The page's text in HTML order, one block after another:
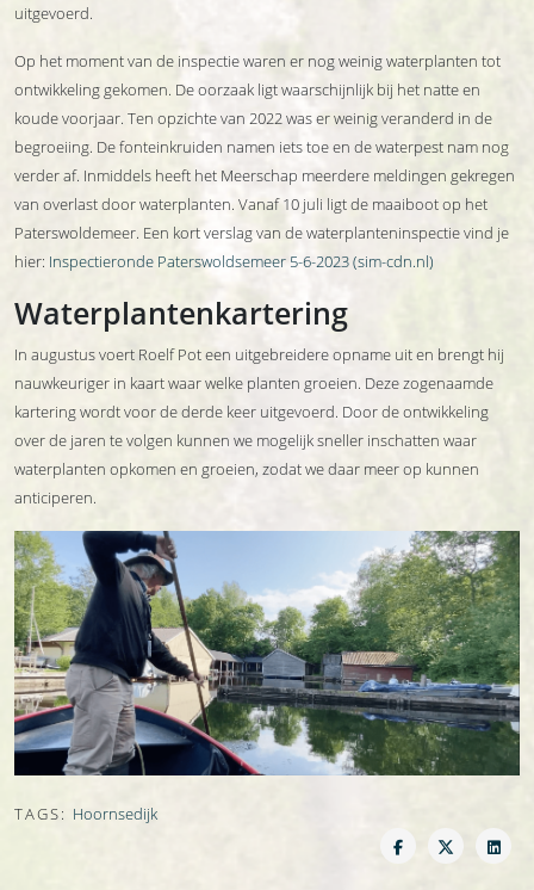
uitgevoerd.
Op het moment van de inspectie waren er nog weinig waterplanten tot
ontwikkeling gekomen. De oorzaak ligt waarschijnlijk bij het natte en
koude voorjaar. Ten opzichte van 2022 was er weinig veranderd in de
begroeiing. De fonteinkruiden namen iets toe en de waterpest nam nog
verder af. Inmiddels heeft het Meerschap meerdere meldingen gekregen
van overlast door waterplanten. Vanaf 10 juli ligt de maaiboot op het
Paterswoldemeer. Een kort verslag van de waterplanteninspectie vind je
hier: Inspectieronde Paterswoldsemeer 5-6-2023 (sim-cdn.nl)
Waterplantenkartering
In augustus voert Roelf Pot een uitgebreidere opname uit en brengt hij
nauwkeuriger in kaart waar welke planten groeien. Deze zogenaamde
kartering wordt voor de derde keer uitgevoerd. Door de ontwikkeling
over de jaren te volgen kunnen we mogelijk sneller inschatten waar
waterplanten opkomen en groeien, zodat we daar meer op kunnen
anticiperen.
TAGS: Hoornsedijk